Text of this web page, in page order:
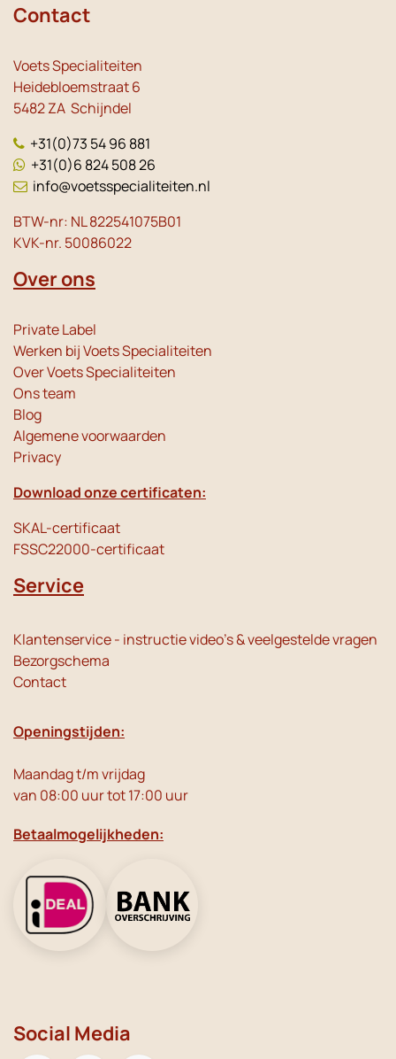
Contact
Voets Specialiteiten
Heidebloemstraat 6
5482 ZA Schijndel
+31(0)73 54 96 881
+31(0)6 824 508 26
info@voetsspecialiteiten.nl
BTW-nr: NL 822541075B01
KVK-nr. 50086022
Over ons
Private Label
Werken bij Voets Specialiteiten
Over Voets Specialiteiten
Ons team
Blog
Algemene voorwaarden
Privacy
Download onze certificaten:
SKAL-certificaat
FSSC22000-certificaat
Service
Klantenservice - instructie video's & veelgestelde vragen
Bezorgschema
Contact
Openingstijden:
Maandag t/m vrijdag
van 08:00 uur tot 17:00 uur
Betaalmogelijkheden:
Social Media